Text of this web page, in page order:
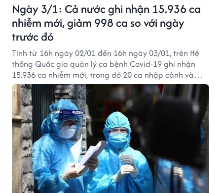
Ngày 3/1: Cả nước ghi nhận 15.936 ca
nhiễm mới, giảm 998 ca so với ngày
trước đó
Tính từ 16h ngày 02/01 đến 16h ngày 03/01, trên Hệ
thống Quốc gia quản lý ca bệnh Covid-19 ghi nhận
15.936 ca nhiễm mới, trong đó 20 ca nhập cảnh và
15.916 ca ghi nhận trong nước (giảm 998 ca so với
ngày trước đó) tại 60 tỉnh, thành phố (có 11.017 ca
trong cộng đồng).